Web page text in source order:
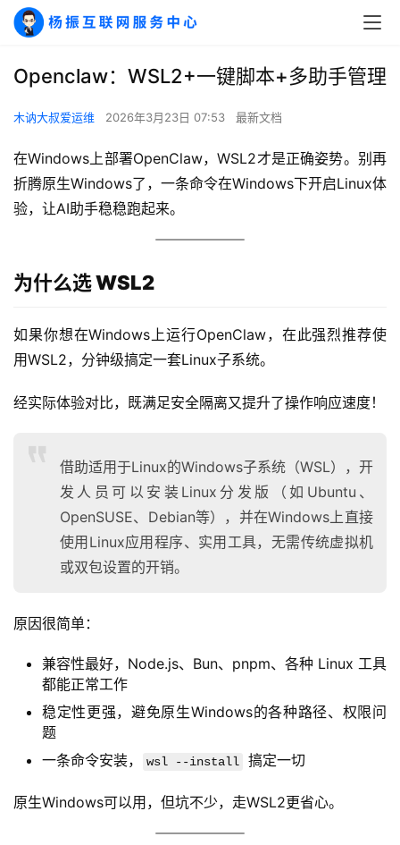
Openclaw：WSL2+一键脚本+多助手管理
木讷大叔爱运维 2026年3月23日 07:53 最新文档
在Windows上部署OpenClaw，WSL2才是正确姿势。别再
折腾原生Windows了，一条命令在Windows下开启Linux体
验，让AI助手稳稳跑起来。
为什么选 WSL2
如果你想在Windows上运行OpenClaw，在此强烈推荐使
用WSL2，分钟级搞定一套Linux子系统。
经实际体验对比，既满足安全隔离又提升了操作响应速度！
借助适用于Linux的Windows子系统（WSL），开
发人员可以安装Linux分发版（如Ubuntu、
OpenSUSE、Debian等），并在Windows上直接
使用Linux应用程序、实用工具，无需传统虚拟机
或双包设置的开销。
原因很简单：
兼容性最好，Node.js、Bun、pnpm、各种 Linux 工具
都能正常工作
稳定性更强，避免原生Windows的各种路径、权限问
题
一条命令安装，
wsl --install 搞定一切
原生Windows可以用，但坑不少，走WSL2更省心。